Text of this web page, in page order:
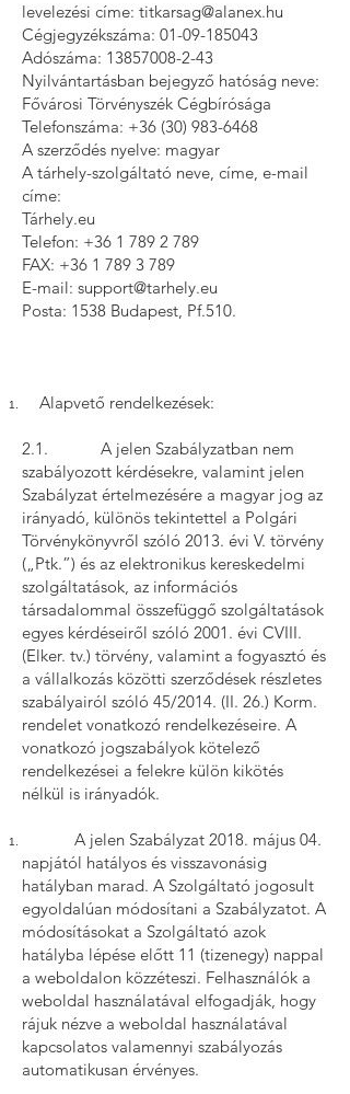
levelezési címe: titkarsag@alanex.hu
Cégjegyzékszáma: 01-09-185043
Adószáma: 13857008-2-43
Nyilvántartásban bejegyző hatóság neve:
Fővárosi Törvényszék Cégbírósága
Telefonszáma: +36 (30) 983-6468
A szerződés nyelve: magyar
A tárhely-szolgáltató neve, címe, e-mail
címe:
Tárhely.eu
Telefon: +36 1 789 2 789
FAX: +36 1 789 3 789
E-mail: support@tarhely.eu
Posta: 1538 Budapest, Pf.510.
Alapvető rendelkezések:
2.1. A jelen Szabályzatban nem
szabályozott kérdésekre, valamint jelen
Szabályzat értelmezésére a magyar jog az
irányadó, különös tekintettel a Polgári
Törvénykönyvről szóló 2013. évi V. törvény
(„Ptk.”) és az elektronikus kereskedelmi
szolgáltatások, az információs
társadalommal összefüggő szolgáltatások
egyes kérdéseiről szóló 2001. évi CVIII.
(Elker. tv.) törvény, valamint a fogyasztó és
a vállalkozás közötti szerződések részletes
szabályairól szóló 45/2014. (II. 26.) Korm.
rendelet vonatkozó rendelkezéseire. A
vonatkozó jogszabályok kötelező
rendelkezései a felekre külön kikötés
nélkül is irányadók.
A jelen Szabályzat 2018. május 04.
napjától hatályos és visszavonásig
hatályban marad. A Szolgáltató jogosult
egyoldalúan módosítani a Szabályzatot. A
módosításokat a Szolgáltató azok
hatályba lépése előtt 11 (tizenegy) nappal
a weboldalon közzéteszi. Felhasználók a
weboldal használatával elfogadják, hogy
rájuk nézve a weboldal használatával
kapcsolatos valamennyi szabályozás
automatikusan érvényes.